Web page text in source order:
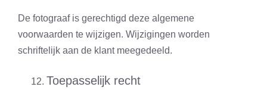
De fotograaf is gerechtigd deze algemene
voorwaarden te wijzigen. Wijzigingen worden
schriftelijk aan de klant meegedeeld.
Toepasselijk recht